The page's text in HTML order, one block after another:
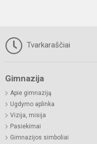
Tvarkaraščiai
Gimnazija
Apie gimnaziją
Ugdymo aplinka
Vizija, misija
Pasiekimai
Gimnazijos simboliai